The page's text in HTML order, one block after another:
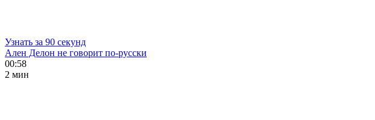
Узнать за 90 секунд
Ален Делон не говорит по-русски
00:58
2 мин